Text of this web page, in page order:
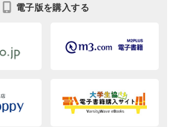
電子版を購入する